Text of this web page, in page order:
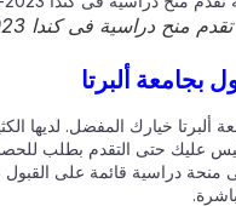
خيارك المفضل. لديها الكثير
حتى التقدم بطلب للحصول
دراسية قائمة على القبول ،